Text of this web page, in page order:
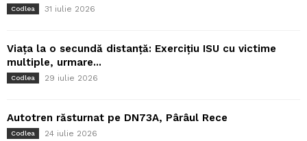
Codlea 31 iulie 2026
Viața la o secundă distanță: Exercițiu ISU cu victime
multiple, urmare...
Codlea 29 iulie 2026
Autotren răsturnat pe DN73A, Pârâul Rece
Codlea 24 iulie 2026